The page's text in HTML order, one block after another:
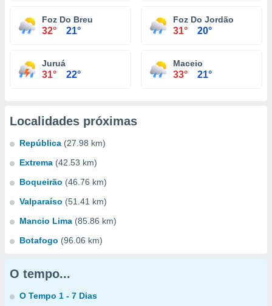
Foz Do Breu
32° 21°
Foz Do Jordão
31° 20°
Juruá
31° 22°
Maceio
33° 21°
Localidades próximas
República (27.98 km)
Extrema (42.53 km)
Boqueirão (46.76 km)
Valparaíso (51.41 km)
Mancio Lima (85.86 km)
Botafogo (96.06 km)
O tempo...
O Tempo 1 - 7 Dias